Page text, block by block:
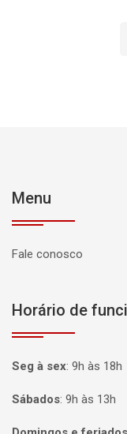
Menu
Fale conosco
Horário de
Seg à sex: 9h às 18h
Sábados: 9h às 13h